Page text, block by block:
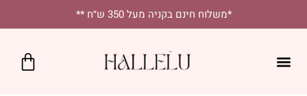
*משלוח חינם בקניה מעל 350 ש״ח **